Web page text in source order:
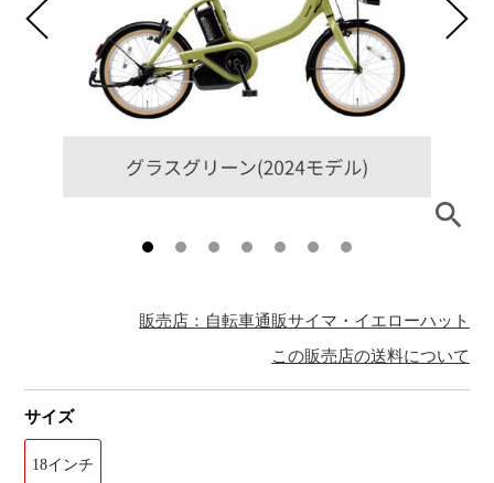
販売店：自転車通販サイマ・イエローハット
この販売店の送料について
サイズ
18インチ